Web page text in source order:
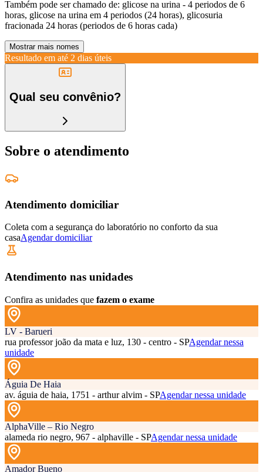
Também pode ser chamado de: glicose na urina - 4 periodos de 6
horas, glicose na urina em 4 periodos (24 horas), glicosuria
fracionada 24 horas (periodos de 6 horas cada)
Mostrar mais nomes
Resultado em até 2 dias úteis
Qual seu convênio?
Sobre o atendimento
Atendimento domiciliar
Coleta com a segurança do laboratório no conforto da sua
casaAgendar domiciliar
Atendimento nas unidades
Confira as unidades que fazem o exame
LV - Barueri
rua professor joão da mata e luz, 130 - centro - SPAgendar nessa
unidade
Águia De Haia
av. águia de haia, 1751 - arthur alvim - SPAgendar nessa unidade
AlphaVille – Rio Negro
alameda rio negro, 967 - alphaville - SPAgendar nessa unidade
Amador Bueno